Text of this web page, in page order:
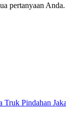
pertanyaan
Truk Pindahan